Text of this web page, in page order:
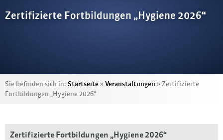
Zertifizierte Fortbildungen „Hygiene 2026“
Sie befinden sich in: Startseite »Veranstaltungen »Zertifizierte
Fortbildungen „Hygiene 2026“
Zertifizierte Fortbildungen „Hygiene 2026“